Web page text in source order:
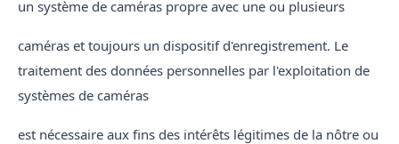
un système de caméras propre avec une ou plusieurs
caméras et toujours un dispositif d'enregistrement. Le
traitement des données personnelles par l'exploitation de
systèmes de caméras
est nécessaire aux fins des intérêts légitimes de la nôtre ou